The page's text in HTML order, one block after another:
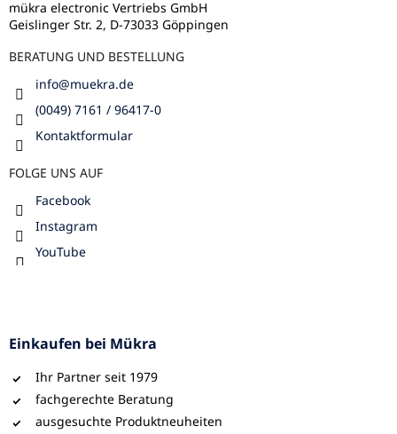
s
t
mükra electronic Vertriebs GmbH
Geislinger Str. 2, D-73033 Göppingen
BERATUNG UND BESTELLUNG
info@muekra.de
(0049) 7161 / 96417-0
Kontaktformular
FOLGE UNS AUF
Facebook
Instagram
YouTube
Einkaufen bei Mükra
Ihr Partner seit 1979
fachgerechte Beratung
ausgesuchte Produktneuheiten